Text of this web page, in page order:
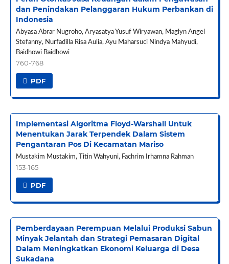
dan Penindakan Pelanggaran Hukum Perbankan di
Indonesia
Abyasa Abrar Nugroho, Aryasatya Yusuf Wiryawan, Maglyn Angel
Stefanny, Nurfadilla Risa Aulia, Ayu Maharsuci Nindya Mahyudi,
Baidhowi Baidhowi
760-768
PDF
Implementasi Algoritma Floyd-Warshall Untuk
Menentukan Jarak Terpendek Dalam Sistem
Pengantaran Pos Di Kecamatan Mariso
Mustakim Mustakim, Titin Wahyuni, Fachrim Irhamna Rahman
153-165
PDF
Pemberdayaan Perempuan Melalui Produksi Sabun
Minyak Jelantah dan Strategi Pemasaran Digital
Dalam Meningkatkan Ekonomi Keluarga di Desa
Sukadana